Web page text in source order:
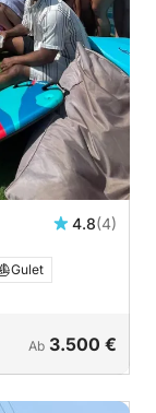
4.8(4)
Gulet
Ab 3.500 €